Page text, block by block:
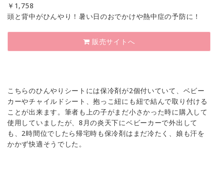
￥ 1,758
頭と背中がひんやり！暑い日のおでかけや熱中症の予防に！
販売サイトへ
こちらのひんやりシートには保冷剤が2個付いていて、ベビー
カーやチャイルドシート、抱っこ紐にも紐で結んで取り付ける
ことが出来ます。筆者も上の子がまだ小さかった時に購入して
使用していましたが、8月の炎天下にベビーカーで外出して
も、2時間位でしたら帰宅時も保冷剤はまだ冷たく、娘も汗を
かかず快適そうでした。